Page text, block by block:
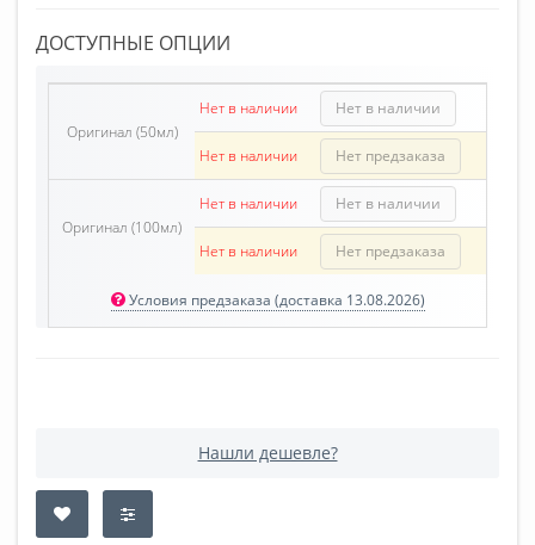
ДОСТУПНЫЕ ОПЦИИ
Оригинал (50мл)
Нет в наличии Нет в наличии
Нет в наличии Нет предзаказа
Оригинал (100мл)
Нет в наличии Нет в наличии
Нет в наличии Нет предзаказа
Условия предзаказа (доставка 13.08.2026)
Нашли дешевле?